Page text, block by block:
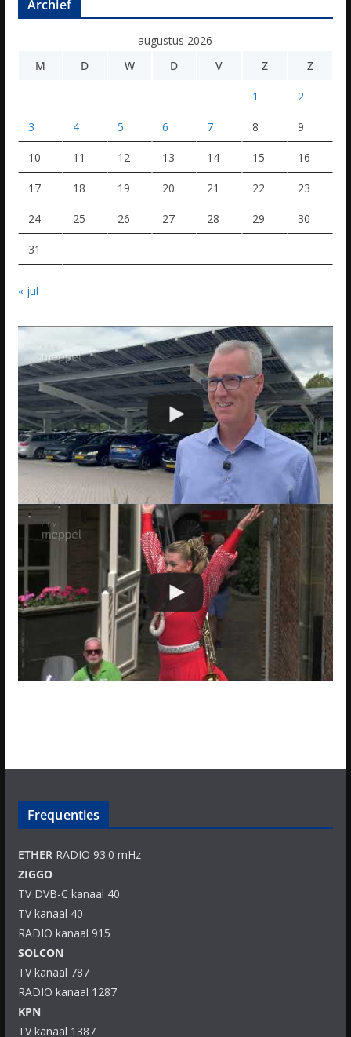
Archief
augustus 2026
M
D W D V Z Z
1 2
3 4 5 6 7 8 9
10 11 12 13 14 15 16
17 18 19 20 21 22 23
24 25 26 27 28 29 30
31
« jul
Frequenties
ETHERRADIO 93.0 mHz
ZIGGO
TV DVB-C kanaal 40
TV kanaal 40
RADIO kanaal 915
SOLCON
TV kanaal 787
RADIO kanaal 1287
KPN
TV kanaal 1387